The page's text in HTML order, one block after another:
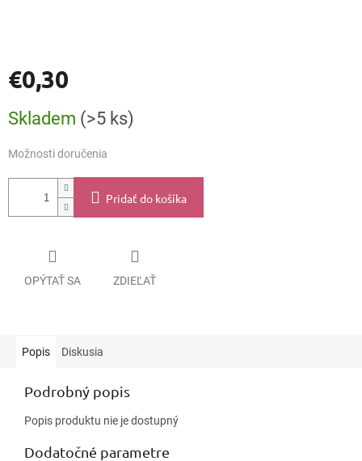
€0,30
cena:
Skladem (>5 ks)
Možnosti doručenia
Pridať do košíka
OPÝTAŤ SA ZDIEĽAŤ
Popis Diskusia
Podrobný popis
Popis produktu nie je dostupný
Dodatočné parametre